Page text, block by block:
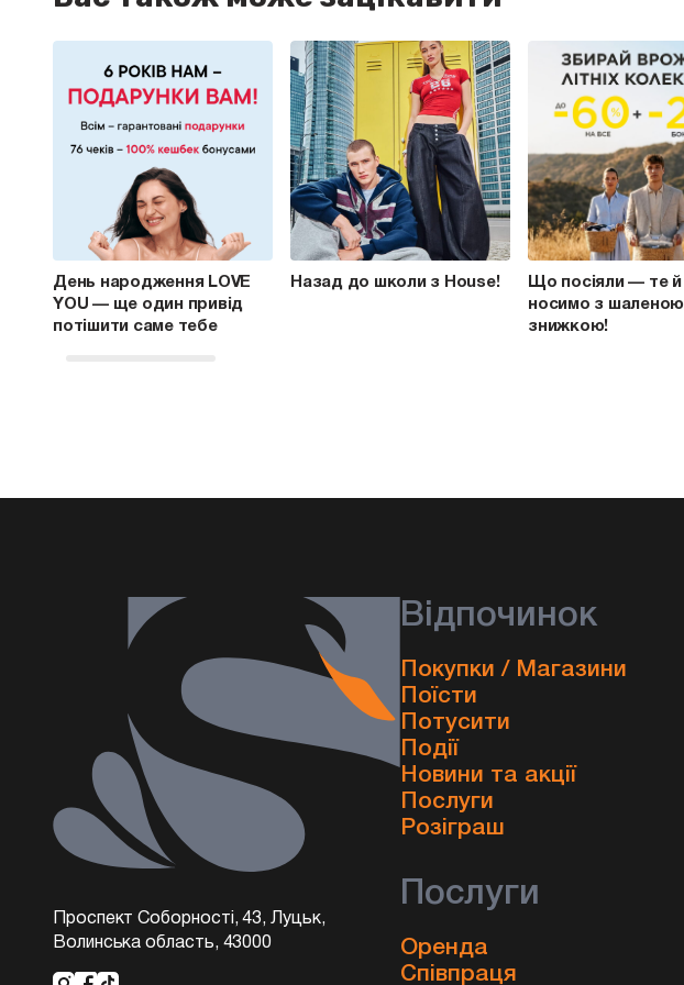
День народження LOVE
YOU — ще один привід
потішити саме тебе
Назад до школи з House!
Що посіяли — те й
носимо з шаленою
знижкою!
Проспект Соборності, 43, Луцьк,
Волинська область, 43000
Відпочинок
Покупки / Магазини
Поїсти
Потусити
Події
Новини та акції
Послуги
Розіграш
Послуги
Оренда
Співпраця